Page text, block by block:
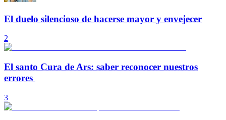
El duelo silencioso de hacerse mayor y envejecer
2
El santo Cura de Ars: saber reconocer nuestros
errores
3